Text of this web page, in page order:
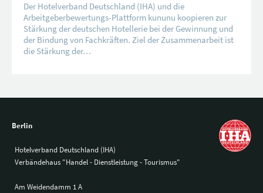
Der Hotelverband Deutschland (IHA) und die
Arbeitgeberbewertungs-Plattform kununu koopieren zur
Stärkung der deutschen Hotellerie bei der Gewinnung und
der Bindung von Fachkräften. Ziel der Zusammenarbeit ist
die Stärkung der…
Berlin
Hotelverband Deutschland (IHA)
Verbändehaus "Handel - Dienstleistung - Tourismus"
Am Weidendamm 1 A